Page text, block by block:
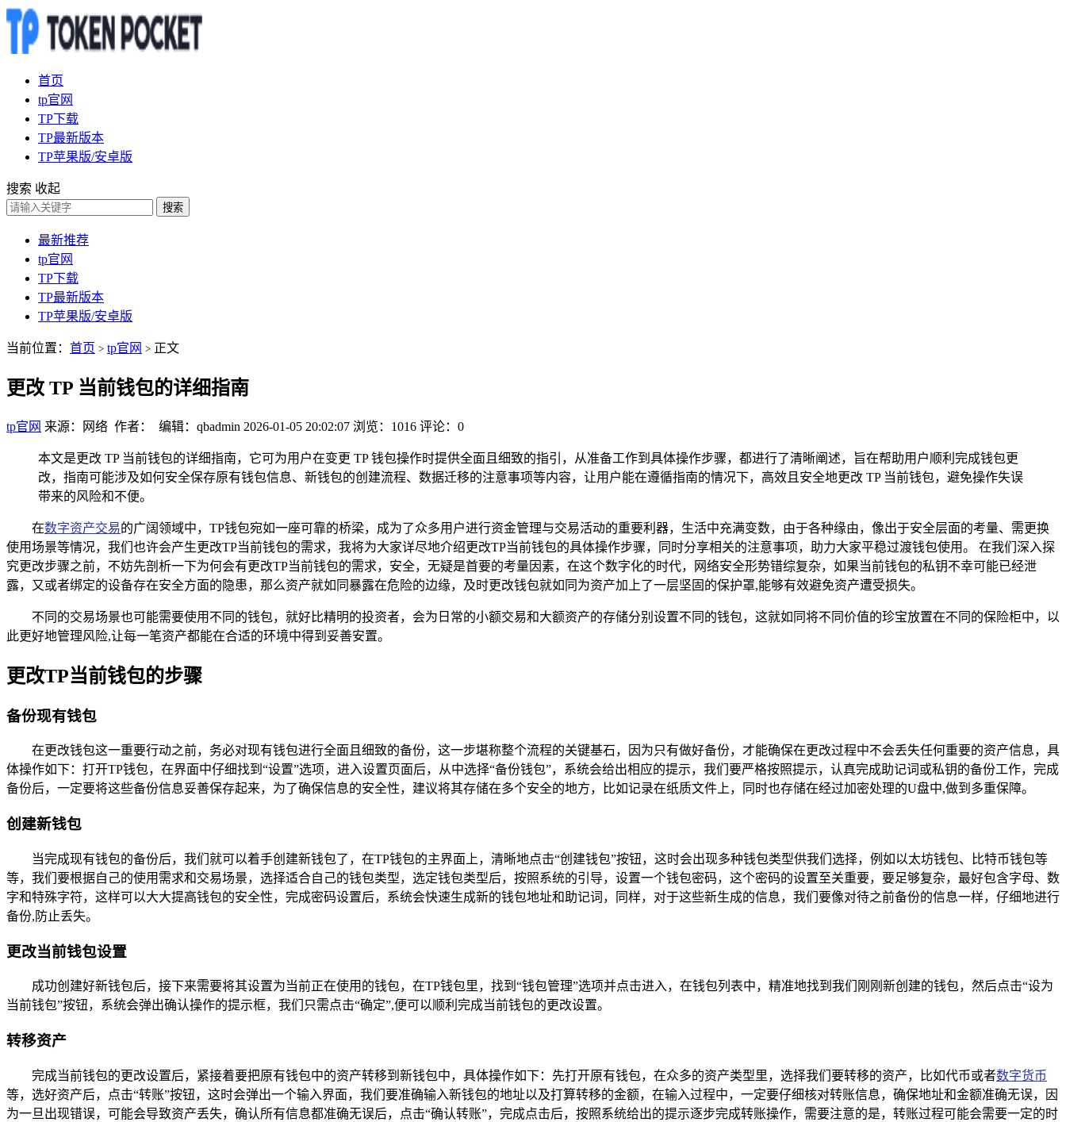
首页
tp官网
TP下载
TP最新版本
TP苹果版/安卓版
搜索 收起
搜索
最新推荐
tp官网
TP下载
TP最新版本
TP苹果版/安卓版
当前位置： 首页 > tp官网 > 正文
更改 TP 当前钱包的详细指南
tp官网 来源：网络 作者： 编辑：qbadmin 2026-01-05 20:02:07 浏览：1016 评论：0
本文是更改 TP 当前钱包的详细指南，它可为用户在变更 TP 钱包操作时提供全面且细致的指引，从准备工作到具体操作步骤，都进行了清晰阐述，旨在帮助用户顺利完成钱包更
改，指南可能涉及如何安全保存原有钱包信息、新钱包的创建流程、数据迁移的注意事项等内容，让用户能在遵循指南的情况下，高效且安全地更改 TP 当前钱包，避免操作失误
带来的风险和不便。
在数字资产交易的广阔领域中，TP钱包宛如一座可靠的桥梁，成为了众多用户进行资金管理与交易活动的重要利器，生活中充满变数，由于各种缘由，像出于安全层面的考量、需更换
使用场景等情况，我们也许会产生更改TP当前钱包的需求，我将为大家详尽地介绍更改TP当前钱包的具体操作步骤，同时分享相关的注意事项，助力大家平稳过渡钱包使用。 在我们深入探
究更改步骤之前，不妨先剖析一下为何会有更改TP当前钱包的需求，安全，无疑是首要的考量因素，在这个数字化的时代，网络安全形势错综复杂，如果当前钱包的私钥不幸可能已经泄
露，又或者绑定的设备存在安全方面的隐患，那么资产就如同暴露在危险的边缘，及时更改钱包就如同为资产加上了一层坚固的保护罩,能够有效避免资产遭受损失。
不同的交易场景也可能需要使用不同的钱包，就好比精明的投资者，会为日常的小额交易和大额资产的存储分别设置不同的钱包，这就如同将不同价值的珍宝放置在不同的保险柜中，以
此更好地管理风险,让每一笔资产都能在合适的环境中得到妥善安置。
更改TP当前钱包的步骤
备份现有钱包
在更改钱包这一重要行动之前，务必对现有钱包进行全面且细致的备份，这一步堪称整个流程的关键基石，因为只有做好备份，才能确保在更改过程中不会丢失任何重要的资产信息，具
体操作如下：打开TP钱包，在界面中仔细找到“设置”选项，进入设置页面后，从中选择“备份钱包”，系统会给出相应的提示，我们要严格按照提示，认真完成助记词或私钥的备份工作，完成
备份后，一定要将这些备份信息妥善保存起来，为了确保信息的安全性，建议将其存储在多个安全的地方，比如记录在纸质文件上，同时也存储在经过加密处理的U盘中,做到多重保障。
创建新钱包
当完成现有钱包的备份后，我们就可以着手创建新钱包了，在TP钱包的主界面上，清晰地点击“创建钱包”按钮，这时会出现多种钱包类型供我们选择，例如以太坊钱包、比特币钱包等
等，我们要根据自己的使用需求和交易场景，选择适合自己的钱包类型，选定钱包类型后，按照系统的引导，设置一个钱包密码，这个密码的设置至关重要，要足够复杂，最好包含字母、数
字和特殊字符，这样可以大大提高钱包的安全性，完成密码设置后，系统会快速生成新的钱包地址和助记词，同样，对于这些新生成的信息，我们要像对待之前备份的信息一样，仔细地进行
备份,防止丢失。
更改当前钱包设置
成功创建好新钱包后，接下来需要将其设置为当前正在使用的钱包，在TP钱包里，找到“钱包管理”选项并点击进入，在钱包列表中，精准地找到我们刚刚新创建的钱包，然后点击“设为
当前钱包”按钮，系统会弹出确认操作的提示框，我们只需点击“确定”,便可以顺利完成当前钱包的更改设置。
转移资产
完成当前钱包的更改设置后，紧接着要把原有钱包中的资产转移到新钱包中，具体操作如下：先打开原有钱包，在众多的资产类型里，选择我们要转移的资产，比如代币或者数字货币
等，选好资产后，点击“转账”按钮，这时会弹出一个输入界面，我们要准确输入新钱包的地址以及打算转移的金额，在输入过程中，一定要仔细核对转账信息，确保地址和金额准确无误，因
为一旦出现错误，可能会导致资产丢失，确认所有信息都准确无误后，点击“确认转账”，完成点击后，按照系统给出的提示逐步完成转账操作，需要注意的是，转账过程可能会需要一定的时